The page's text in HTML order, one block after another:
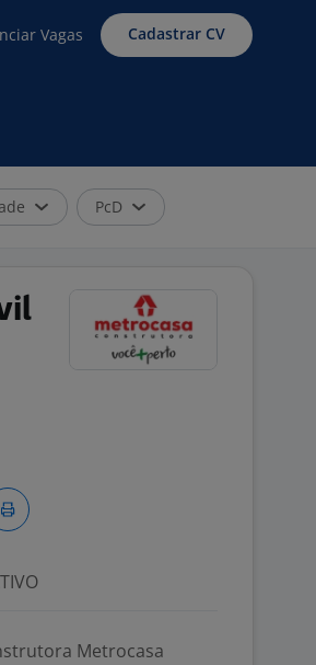
Vagas Cadastrar CV
PcD
Metrocasa